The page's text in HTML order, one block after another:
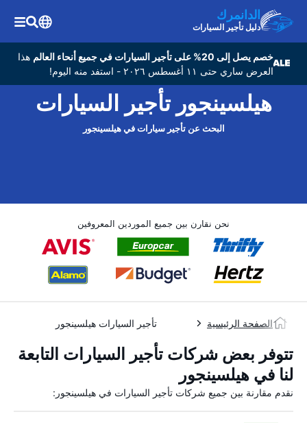
الدانمرك
دليل تأجير السيارات
خصم يصل إلى 20% على تأجير السيارات في جميع أنحاء العالم
هذا
العرض ساري حتى ١١ أغسطس ٢٠٢٦ - استفد منه اليوم!
هيلسينجور تأجير السيارات
البحث عن تأجير سيارات في هيلسينجور
نحن نقارن بين جميع الموردين المعروفين
الصفحة الرئيسية تأجير السيارات هيلسينجور
تتوفر بعض شركات تأجير السيارات التابعة
لنا في هيلسينجور
نقدم مقارنة بين جميع شركات تأجير السيارات في هيلسينجور: